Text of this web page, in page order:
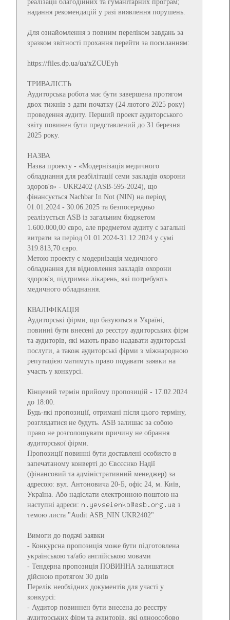
реалізації благодійних та гуманітарних програм;
надання рекомендацій у разі виявлення порушень.
Для ознайомлення з повним переліком завдань за
зразком звітності прохання перейти за посиланням:
https://files.dp.ua/ua/xZCUEyh
ТРИВАЛІСТЬ
Аудиторська робота має бути завершена протягом
двох тижнів з дати початку (24 лютого 2025 року)
проведення аудиту. Перший проект аудиторського
звіту повинен бути представлений до 31 березня
2025 року.
НАЗВА
Назва проекту - «Модернізація медичного
обладнання для реабілітації семи закладів охорони
здоров'я» - UKR2402 (ASB-595-2024), що
фінансується Nachbar In Not (NIN) на період
01.01.2024 - 30.06.2025 та безпосередньо
реалізується ASB із загальним бюджетом
1.600.000,00 євро, але предметом аудиту є загальні
витрати за період 01.01.2024-31.12.2024 у сумі
319.813,70 євро.
Метою проекту є модернізація медичного
обладнання для відновлення закладів охорони
здоров'я, підтримка лікарень, які потребують
медичного обладнання.
КВАЛІФІКАЦІЯ
Аудиторські фірми, що базуються в Україні,
повинні бути внесені до реєстру аудиторських фірм
та аудиторів, які мають право надавати аудиторські
послуги, а також аудиторські фірми з міжнародною
репутацією матимуть право подавати заявки на
участь у конкурсі.
Кінцевий термін прийому пропозицій - 17.02.2024
до 18:00.
Будь-які пропозиції, отримані після цього терміну,
розглядатися не будуть. ASB залишає за собою
право не розголошувати причину не обрання
аудиторської фірми.
Пропозиції повинні бути доставлені особисто в
запечатаному конверті до Євсєєнко Надії
(фінансовий та адміністративний менеджер) за
адресою: вул. Антоновича 20-Б, офіс 24, м. Київ,
Україна. Або надіслати електронною поштою на
наступні адреси:
з
темою листа "Audit ASB_NIN UKR2402"
Вимоги до подачі заявки
- Конкурсна пропозиція може бути підготовлена
українською та/або англійською мовами
- Тендерна пропозиція ПОВИННА залишатися
дійсною протягом 30 днів
Перелік необхідних документів для участі у
конкурсі:
- Аудитор повиннен бути внесена до реєстру
аудиторських фірм та аудиторів, які одноособово